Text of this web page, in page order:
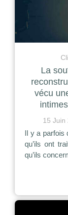
La
vécu
15 Juin
Il y a parfois
qu’ils ont
qu’ils